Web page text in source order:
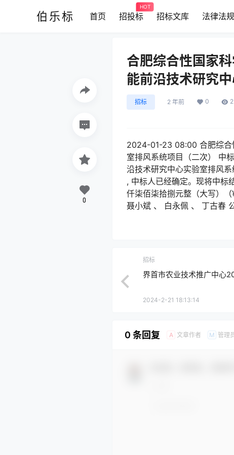
伯乐标 首页 招投标
HOT
招标文库 法律法规
合肥综合性国家
能前沿技术研究
招标 2 年前 0 2
2024-01-23 08:00 合肥综合
室排风系统项目（二次） 中
沿技术研究中心实验室排风
, 中标人已经确定。现将中标
仟柒佰柒拾捌元整（大写）
聂小斌 、 白永佩 、 丁古春
0
招标
界首市农业技术推广中心
2024-2-21 18:13:14
0 条回复 A 文章作者 M 管理